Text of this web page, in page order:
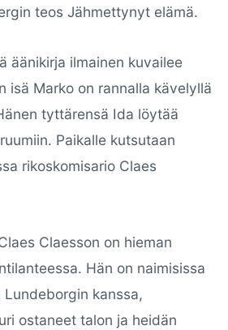
teos Jähmettynyt elämä.
äänikirja ilmainen kuvailee
isä Marko on rannalla kävelyllä
tyttärensä Ida löytää
Paikalle kutsutaan
rikoskomisario Claes
Claesson on hieman
Hän on naimisissa
Lundeborgin kanssa,
ostaneet talon ja heidän